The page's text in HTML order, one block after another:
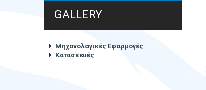
GALLERY
Μηχανολογικές Εφαρμογές
Κατασκευές